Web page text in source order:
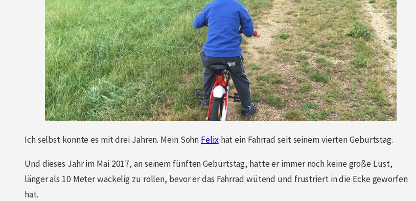
Ich selbst konnte es mit drei Jahren. Mein Sohn Felixhat ein Fahrrad seit seinem vierten Geburtstag.
Und dieses Jahr im Mai 2017, an seinem fünften Geburtstag, hatte er immer noch keine große Lust,
länger als 10 Meter wackelig zu rollen, bevor er das Fahrrad wütend und frustriert in die Ecke geworfen
hat.